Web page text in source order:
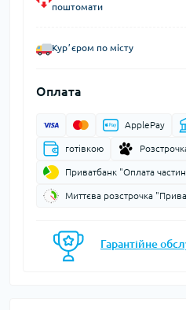
поштомати
Курʼєром по місту
Оплата
ApplePay
готівкою
Приватбанк "Оплата
Миттєва розстрочка
Гарантійне